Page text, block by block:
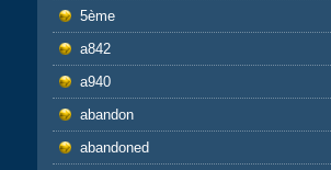
5ème
a842
a940
abandon
abandoned